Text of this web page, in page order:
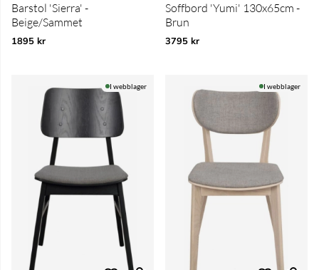
Barstol 'Sierra' -
Beige/Sammet
1895 kr
Soffbord 'Yumi' 130x65cm -
Brun
3795 kr
I webblager I webblager